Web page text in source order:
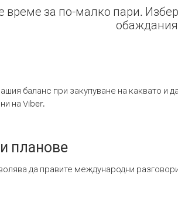
време за по-малко пари.
баланс при закупуване на каквато
на Viber.
планове
да правите международни